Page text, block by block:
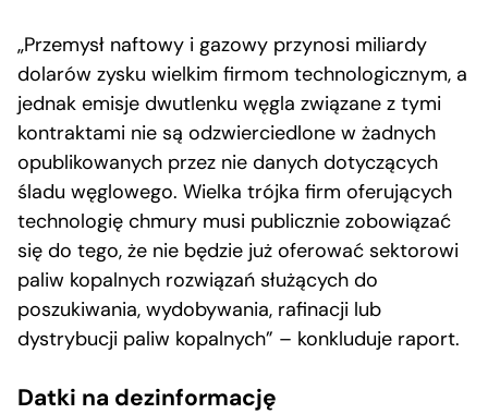
„Przemysł naftowy i gazowy przynosi miliardy
dolarów zysku wielkim firmom technologicznym, a
jednak emisje dwutlenku węgla związane z tymi
kontraktami nie są odzwierciedlone w żadnych
opublikowanych przez nie danych dotyczących
śladu węglowego. Wielka trójka firm oferujących
technologię chmury musi publicznie zobowiązać
się do tego, że nie będzie już oferować sektorowi
paliw kopalnych rozwiązań służących do
poszukiwania, wydobywania, rafinacji lub
dystrybucji paliw kopalnych” – konkluduje raport.
Datki na dezinformację